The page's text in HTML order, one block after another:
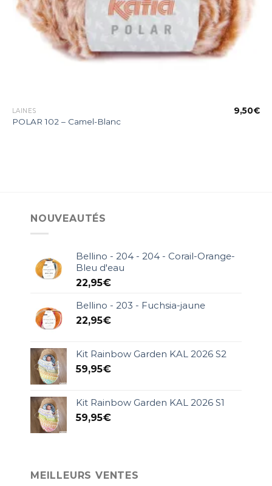
LAINES
POLAR 102 – Camel-Blanc
9,50€
NOUVEAUTÉS
Bellino - 204 - 204 - Corail-Orange-
Bleu d'eau
22,95€
Bellino - 203 - Fuchsia-jaune
22,95€
Kit Rainbow Garden KAL 2026 S2
59,95€
Kit Rainbow Garden KAL 2026 S1
59,95€
MEILLEURS VENTES